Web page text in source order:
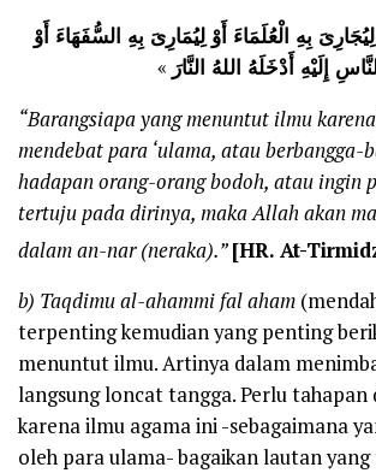
بِهِ الْعُلَمَاءَ أَوْ لِيُمَارِىَ بِهِ السُّفَهَاءَ أَوْ
إِلَيْهِ أَدْخَلَهُ اللهُ النَّارَ »
“Barangsiapa yang menuntut ilmu
mendebat para ‘ulama, atau berbangga-
hadapan orang-orang bodoh, atau ingin
tertuju pada dirinya, maka Allah akan
dalam an-nar (neraka).”[HR. At-
b) Taqdimu al-ahammi fal aham
terpenting kemudian yang penting
menuntut ilmu. Artinya dalam
langsung loncat tangga. Perlu tahapan
karena ilmu agama ini -sebagaimana
oleh para ulama- bagaikan lautan